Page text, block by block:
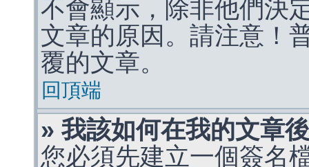
不會顯示，除非他們決
文章的原因。請注意！
覆的文章。
回頂端
» 我該如何在我的文章
您必須先建立一個簽名